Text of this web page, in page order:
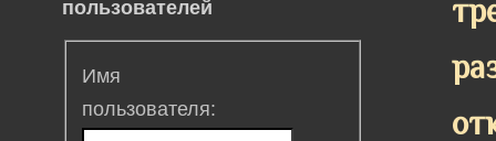
пользователей
Имя
пользователя: